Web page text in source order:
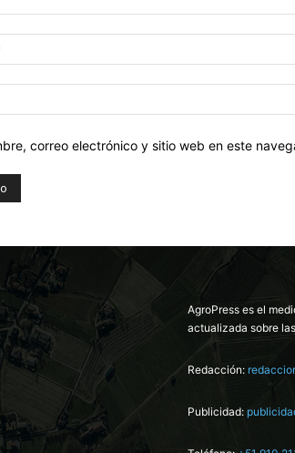
correo electrónico y sitio web en este
AgroPress es el
actualizada sobre
Redacción:
Publicidad: